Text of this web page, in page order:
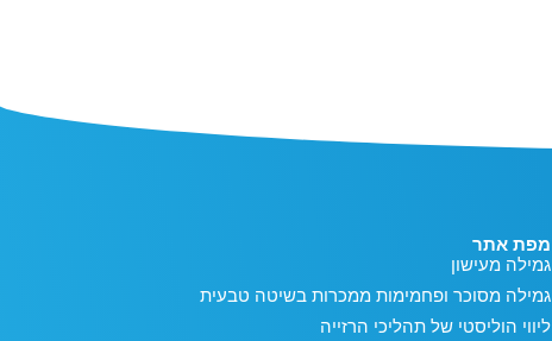
מפת אתר
גמילה מעישון
גמילה מסוכר ופחמימות ממכרות בשיטה טבעית
ליווי הוליסטי של תהליכי הרזייה